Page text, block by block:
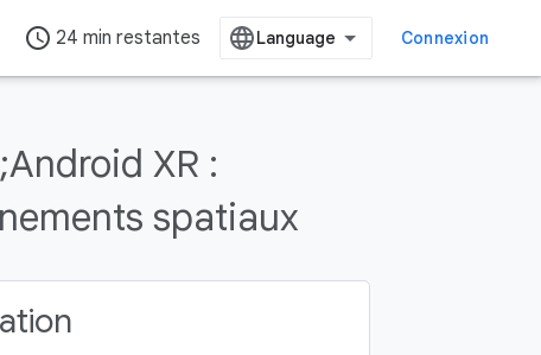
access_time 24 min restantes Connexion
XR :
spatiaux